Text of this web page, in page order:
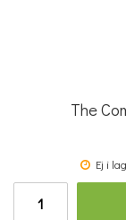
The
Ej i